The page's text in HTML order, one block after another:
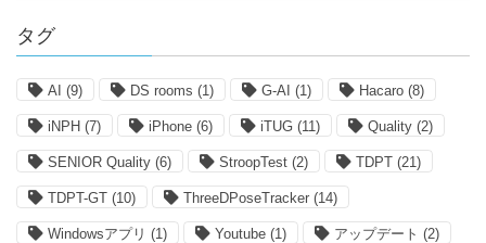
タグ
AI (9) DS rooms (1) G-AI (1) Hacaro (8)
iNPH (7) iPhone (6) iTUG (11) Quality (2)
SENIOR Quality (6) StroopTest (2) TDPT (21)
TDPT-GT (10) ThreeDPoseTracker (14)
Windowsアプリ (1) Youtube (1) アップデート (2)